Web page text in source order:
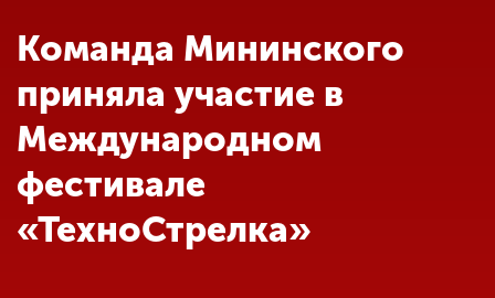
Абитуриенту
Обучение
Наука
Команда Мининского
приняла участие в
Международном
фестивале
«ТехноСтрелка»